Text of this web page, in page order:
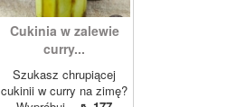
Cukinia w zalewie
curry...
Szukasz chrupiącej
cukinii w curry na zimę?